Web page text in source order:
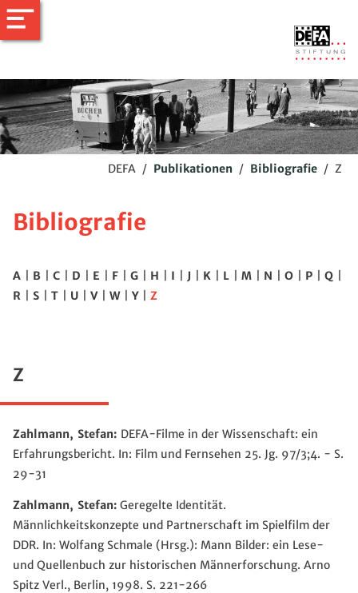
DEFA / Publikationen / Bibliografie / Z
Bibliografie
A B C D E F G H I J K L M N O P Q
R
S T U V W Y Z
Z
Zahlmann, Stefan: DEFA-Filme in der Wissenschaft: ein
Erfahrungsbericht. In: Film und Fernsehen 25. Jg. 97/3;4. - S.
29-31
Zahlmann, Stefan: Geregelte Identität.
Männlichkeitskonzepte und Partnerschaft im Spielfilm der
DDR. In: Wolfang Schmale (Hrsg.): Mann Bilder: ein Lese-
und Quellenbuch zur historischen Männerforschung. Arno
Spitz Verl., Berlin, 1998. S. 221-266